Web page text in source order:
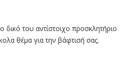
δικό του αντίστοιχο προσκλητήριο
θέμα για την βάφτισή σας.